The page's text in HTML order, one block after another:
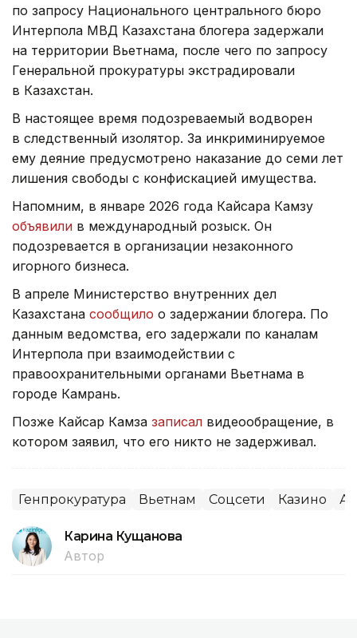
по запросу Национального центрального бюро
Интерпола МВД Казахстана блогера задержали
на территории Вьетнама, после чего по запросу
Генеральной прокуратуры экстрадировали
в Казахстан.
В настоящее время подозреваемый водворен
в следственный изолятор. За инкриминируемое
ему деяние предусмотрено наказание до семи лет
лишения свободы с конфискацией имущества.
Напомним, в январе 2026 года Кайсара Камзу
объявили в международный розыск. Он
подозревается в организации незаконного
игорного бизнеса.
В апреле Министерство внутренних дел
Казахстана сообщило о задержании блогера. По
данным ведомства, его задержали по каналам
Интерпола при взаимодействии с
правоохранительными органами Вьетнама в
городе Камрань.
Позже Кайсар Камза записал видеообращение, в
котором заявил, что его никто не задерживал.
Генпрокуратура Вьетнам Соцсети Казино
Карина Кущанова
Автор